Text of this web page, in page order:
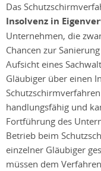
Das
Insolvenz in
Unternehmen, die
Chancen zur
Aufsicht eines
Gläubiger über einen
handlungsfähig und
Fortführung des
Betrieb beim
einzelner Gläubiger
müssen dem